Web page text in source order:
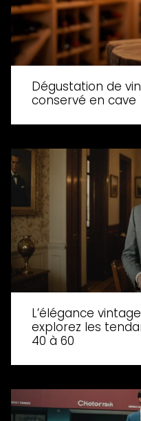
Dégustation de
conservé en cave
L’élégance
explorez les
40 à 60